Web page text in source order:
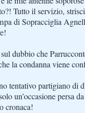
Tutto il servizio,
di Sopracciglia
dubbio che
la condanna viene
tentativo partigiano di
un’occasione persa
cronaca!